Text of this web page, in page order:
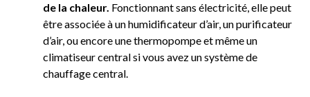
de la chaleur. Fonctionnant sans électricité, elle peut
être associée à un humidificateur d’air, un purificateur
d’air, ou encore une thermopompe et même un
climatiseur central si vous avez un système de
chauffage central.